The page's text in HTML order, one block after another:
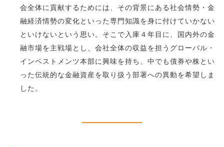
会全体に貢献するためには、その背景にある社会情勢・金
融経済情勢の変化といった専門知識を身に付けていかない
といけないという思い。そこで入庫４年目に、国内外の金
融市場を主戦場とし、会社全体の収益を担うグローバル・
インベストメンツ本部に興味を持ち、中でも債券や株とい
った伝統的な金融資産を取り扱う部署への異動を希望しま
した。